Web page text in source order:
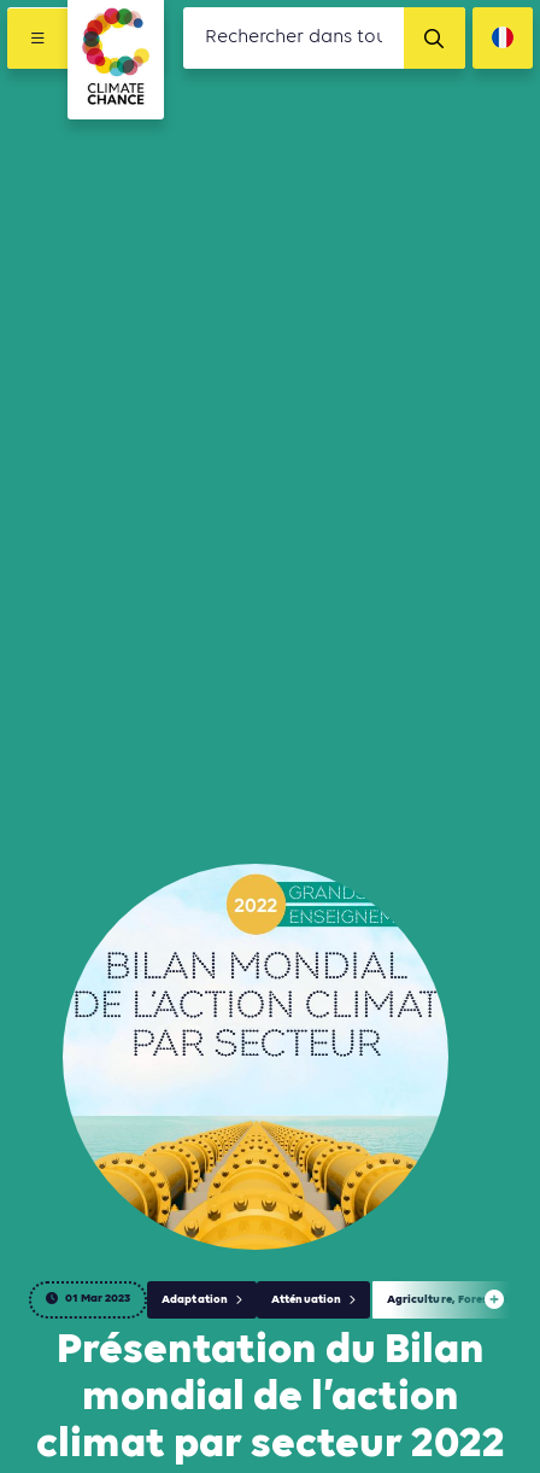
01 Mar 2023 Adaptation Atténuation Agriculture, Foresterie et
Présentation du Bilan
mondial de l’action
climat par secteur 2022